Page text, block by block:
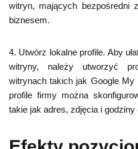
witryn, mających bezpośredni
biznesem.
4. Utwórz lokalne profile. Aby
witryny, należy utworzyć
witrynach takich jak Google
profile firmy można
takie jak adres, zdjęcia i godziny